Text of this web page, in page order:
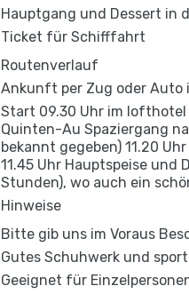
Hauptgang und Dessert in
Ticket für Schifffahrt
Routenverlauf
Ankunft per Zug oder Auto
Start 09.30 Uhr im lofthotel
Quinten-Au Spaziergang
bekannt gegeben) 11.20
11.45 Uhr Hauptspeise und
Stunden), wo auch ein
Hinweise
Bitte gib uns im Voraus
Gutes Schuhwerk und
Geeignet für